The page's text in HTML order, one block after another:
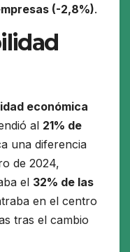
(-2,8%).
económica
al 21% de
una diferencia
de 2024,
el 32% de las
en el centro
tras el cambio